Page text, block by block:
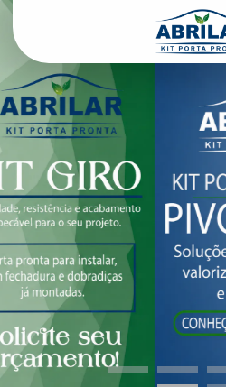
Abrilar | Kit Porta